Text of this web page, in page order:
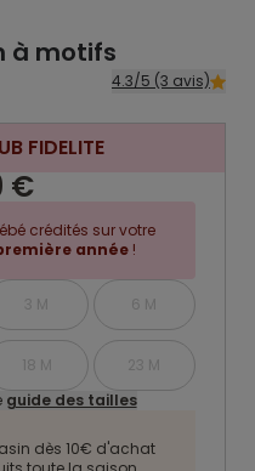
à motifs
4.3/5 (3 avis)
FIDELITE
€
crédités sur votre
année !
3 M 6 M
18 M
23 M
guide des tailles
dès 10€ d'achat